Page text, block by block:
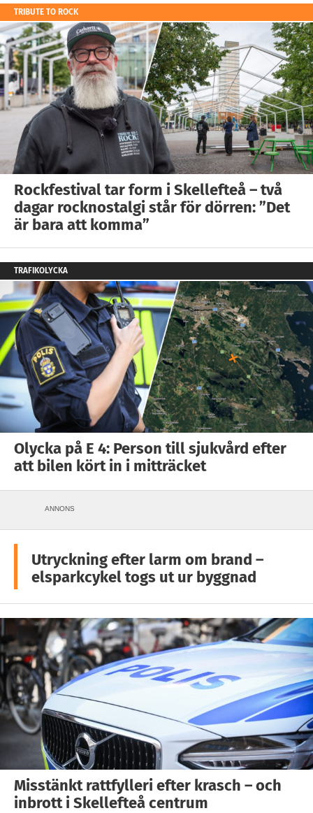
TRIBUTE TO ROCK
Rockfestival tar form i Skellefteå – två
dagar rocknostalgi står för dörren: ”Det
är bara att komma”
TRAFIKOLYCKA
Olycka på E 4: Person till sjukvård efter
att bilen kört in i mitträcket
ANNONS
Utryckning efter larm om brand –
elsparkcykel togs ut ur byggnad
Misstänkt rattfylleri efter krasch – och
inbrott i Skellefteå centrum